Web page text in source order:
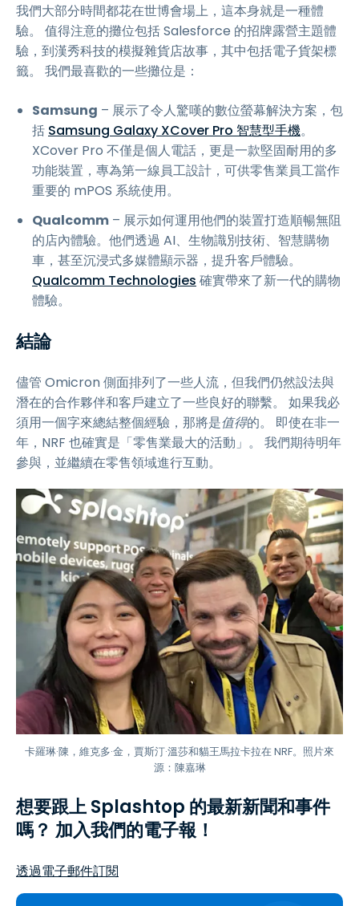
我們大部分時間都花在世博會場上，這本身就是一種體
驗。 值得注意的攤位包括 Salesforce 的招牌露營主題體
驗，到漢秀科技的模擬雜貨店故事，其中包括電子貨架標
籤。 我們最喜歡的一些攤位是：
Samsung – 展示了令人驚嘆的數位螢幕解決方案，包
括 Samsung Galaxy XCover Pro 智慧型手機。
XCover Pro 不僅是個人電話，更是一款堅固耐用的多
功能裝置，專為第一線員工設計，可供零售業員工當作
重要的 mPOS 系統使用。
Qualcomm – 展示如何運用他們的裝置打造順暢無阻
的店內體驗。他們透過 AI、生物識別技術、智慧購物
車，甚至沉浸式多媒體顯示器，提升客戶體驗。
Qualcomm Technologies 確實帶來了新一代的購物
體驗。
結論
儘管 Omicron 側面排列了一些人流，但我們仍然設法與
潛在的合作夥伴和客戶建立了一些良好的聯繫。 如果我必
須用一個字來總結整個經驗，那將是值得的。 即使在非一
年，NRF 也確實是「零售業最大的活動」。 我們期待明年
參與，並繼續在零售領域進行互動。
卡羅琳·陳，維克多·金，賈斯汀·溫莎和貓王馬拉卡拉在 NRF。照片來
源：陳嘉琳
想要跟上 Splashtop 的最新新聞和事件
嗎？ 加入我們的電子報！
透過電子郵件訂閱